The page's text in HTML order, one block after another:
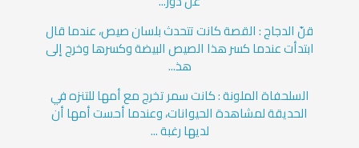
قنّ الدجاج : القصة كانت تتحدث بلسان صيص، عندما قال
ابتدأت عندما كسر هذا الصيص البيضة وكسرها وخرج إلى
هذ...
السلحفاة الملونة : كانت سمر تخرج مع أمها للتنزه في
الحديقة لمشاهدة الحيوانات، وعندما أحست أمها أن
لديها رغبة ...